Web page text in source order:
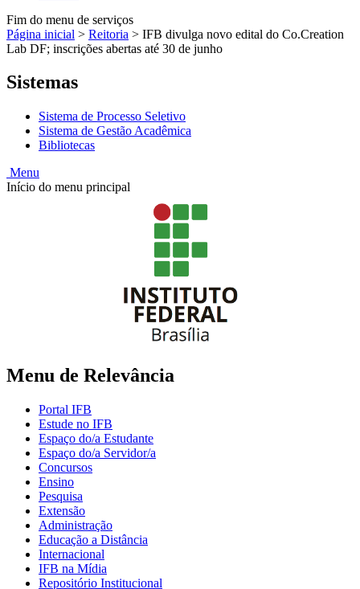
Fim do menu de serviços
Página inicial > Reitoria > IFB divulga novo edital do Co.Creation
Lab DF; inscrições abertas até 30 de junho
Sistemas
Sistema de Processo Seletivo
Sistema de Gestão Acadêmica
Bibliotecas
Menu
Início do menu principal
Menu de Relevância
Portal IFB
Estude no IFB
Espaço do/a Estudante
Espaço do/a Servidor/a
Concursos
Ensino
Pesquisa
Extensão
Administração
Educação a Distância
Internacional
IFB na Mídia
Repositório Institucional